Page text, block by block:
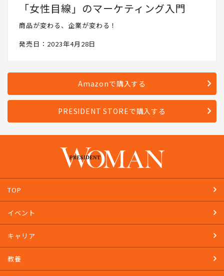
「女性目線」のマーケティング入門
商品が変わる、企業が変わる！
発売日：2023年4月28日
Amazonで購入する
PRESIDENT STOREで購入する
TOP
イベント
キャリア
教養